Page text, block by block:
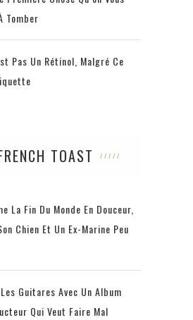
Tomber
Pas Un Rétinol, Malgré Ce
TOAST
La Fin Du Monde En Douceur,
Chien Et Un Ex-Marine Peu
Guitares Avec Un Album
Qui Veut Faire Mal